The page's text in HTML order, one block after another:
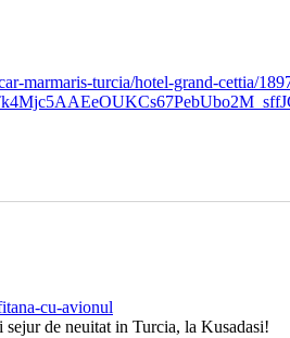
marmaris-turcia/hotel-grand-cettia/
cu-avionul
de neuitat in Turcia, la Kusadasi!